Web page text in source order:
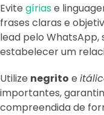
Evite gíriase
frases claras e
lead pelo WhatsApp,
estabelecer um
Utilize negrito e
importantes,
compreendida de